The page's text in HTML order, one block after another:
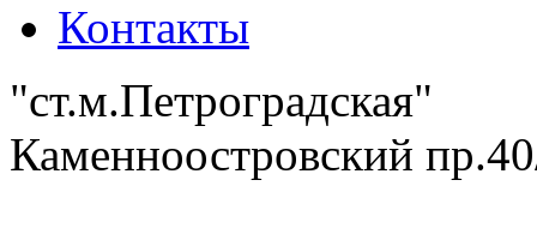
Контакты
"ст.м.Петроградская"
Каменноостровский